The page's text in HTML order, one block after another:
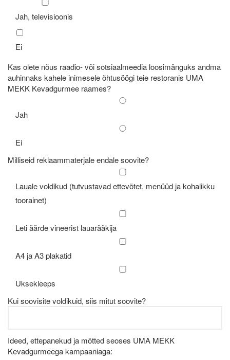
Jah, televisioonis
Ei
Kas olete nõus raadio- või sotsiaalmeedia loosimänguks andma
auhinnaks kahele inimesele õhtusöögi teie restoranis UMA
MEKK Kevadgurmee raames?
Jah
Ei
Milliseid reklaammaterjale endale soovite?
Lauale voldikud (tutvustavad ettevõtet, menüüd ja kohalikku
toorainet)
Leti äärde vineerist lauarääkija
A4 ja A3 plakatid
Uksekleeps
Kui soovisite voldikuid, siis mitut soovite?
Ideed, ettepanekud ja mõtted seoses UMA MEKK
Kevadgurmeega kampaaniaga: